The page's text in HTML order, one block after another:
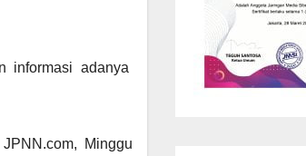
informasi adanya
Minggu